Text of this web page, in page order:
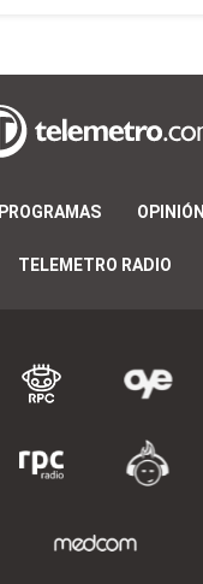
PROGRAMAS OPINIÓN
TELEMETRO RADIO